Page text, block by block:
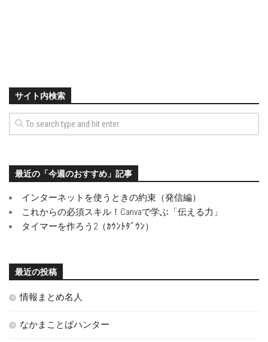
サイト内検索
最近の「今週のおすすめ」記事
インターネットを使うときの約束（発信編）
これからの必須スキル！Canvaで学ぶ「伝える力」
タイマーを作ろう2（ｶｳﾝﾄﾀﾞｳﾝ）
最近の投稿
情報まとめ名人
なかまことばハンター